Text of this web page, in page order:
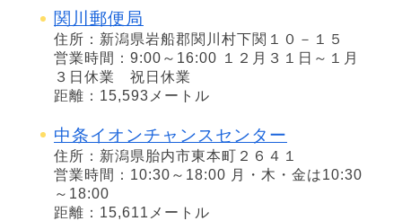
関川郵便局
住所：新潟県岩船郡関川村下関１０－１５
営業時間：9:00～16:00 １２月３１日～１月
３日休業 祝日休業
距離：15,593メートル
中条イオンチャンスセンター
住所：新潟県胎内市東本町２６４１
営業時間：10:30～18:00 月・木・金は10:30
～18:00
距離：15,611メートル